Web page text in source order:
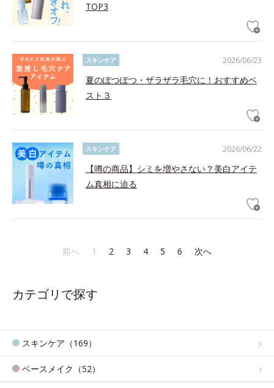
TOP3
2026/06/23
スキンケア
夏のぽつぽつ・ザラザラ毛穴に！おすすめベ
スト３
2026/06/22
スキンケア
【噂の商品】シミを増やさない？美白アイテ
ム真相に迫る
前へ 1 2 3 4 5 6 次へ
カテゴリで探す
スキンケア（169）
ベースメイク（52）